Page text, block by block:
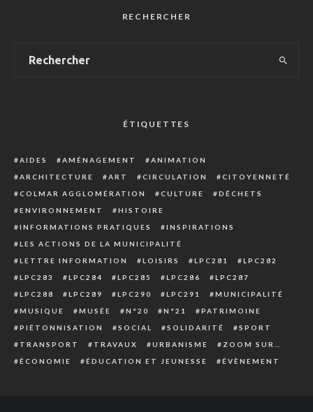
RECHERCHER
ÉTIQUETTES
AIDES AMÉNAGEMENT
ANIMATION
ARCHITECTURE
ART CIRCULATION
CITOYENNETÉ
COLMAR AGGLOMÉRATION
CULTURE
DÉCHETS
ENVIRONNEMENT
HISTOIRE
INFORMATIONS PRATIQUES
INSPIRATIONS
LES ACTIONS DE LA MUNICIPALITÉ
LETTRE INFORMATION
LOISIRS LPC281
LPC282
LPC283
LPC284 LPC285 LPC286
LPC287
LPC288
LPC289 LPC290 LPC291
MUNICIPALITÉ
MUSIQUE
MUSÉE N°20 N°21
PATRIMOINE
PIÉTONNISATION
SOCIAL SOLIDARITÉ
SPORT
TRANSPORT
TRAVAUX URBANISME
ZOOM SUR…
ÉCONOMIE
ÉDUCATION ET JEUNESSE ÉVÈNEMENT